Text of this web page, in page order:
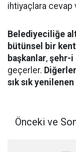
ihtiyaçlara cevap
Belediyeciliğe
bütünsel bir
başkanlar, şehr-i
geçerler.
sık sık
Önceki ve